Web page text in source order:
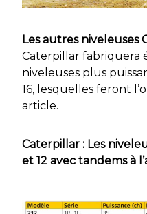
Les autres niveleuses
Caterpillar fabriquera
niveleuses plus
16, lesquelles feront
article.
Caterpillar : Les
et 12 avec tandems à